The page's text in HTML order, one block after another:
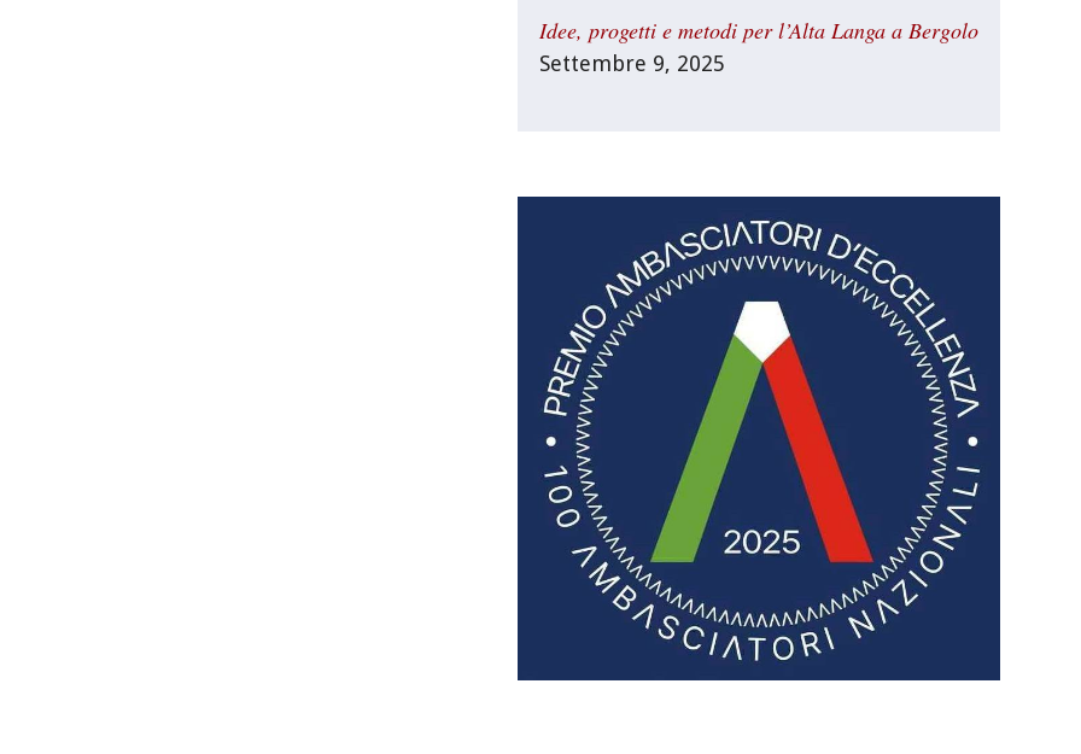
Idee, progetti e metodi per l’Alta Langa a Bergolo
Settembre 9, 2025